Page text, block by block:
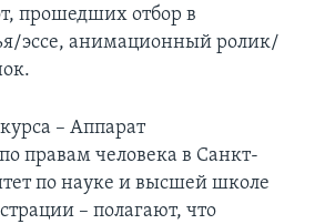
прошедших отбор в
эссе, анимационный ролик/
– Аппарат
правам человека в Санкт-
по науке и высшей школе
– полагают, что